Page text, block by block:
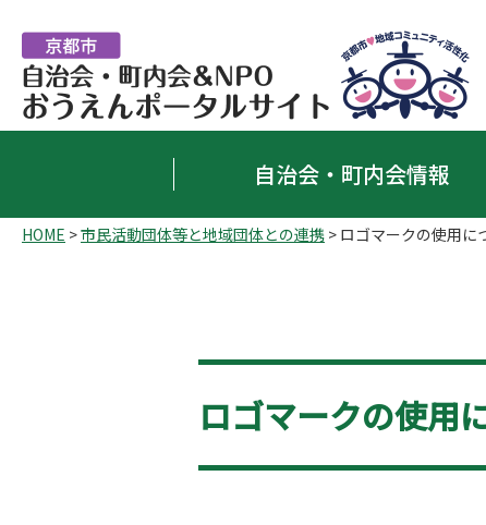
自治会・町内会情報
HOME >市民活動団体等と地域団体との連携 > ロゴマークの使用に
ロゴマークの使用